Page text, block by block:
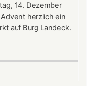
14. Dezember
herzlich ein
auf Burg Landeck.